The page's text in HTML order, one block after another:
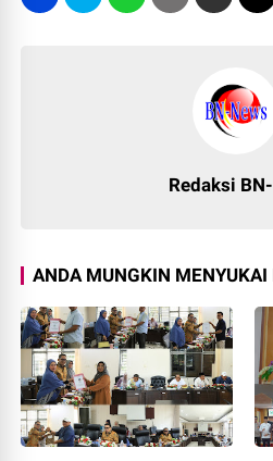
Redaksi
ANDA MUNGKIN